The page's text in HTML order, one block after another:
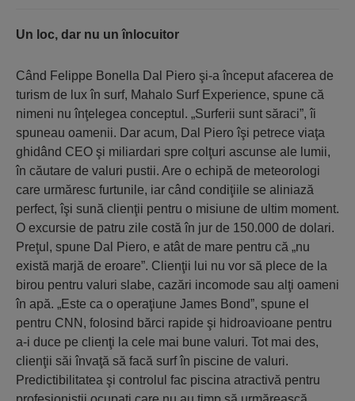
Un loc, dar nu un înlocuitor
Când Felippe Bonella Dal Piero şi-a început afacerea de
turism de lux în surf, Mahalo Surf Experience, spune că
nimeni nu înţelegea conceptul. „Surferii sunt săraci”, îi
spuneau oamenii. Dar acum, Dal Piero îşi petrece viaţa
ghidând CEO şi miliardari spre colţuri ascunse ale lumii,
în căutare de valuri pustii. Are o echipă de meteorologi
care urmăresc furtunile, iar când condiţiile se aliniază
perfect, îşi sună clienţii pentru o misiune de ultim moment.
O excursie de patru zile costă în jur de 150.000 de dolari.
Preţul, spune Dal Piero, e atât de mare pentru că „nu
există marjă de eroare”. Clienţii lui nu vor să plece de la
birou pentru valuri slabe, cazări incomode sau alţi oameni
în apă. „Este ca o operaţiune James Bond”, spune el
pentru CNN, folosind bărci rapide şi hidroavioane pentru
a-i duce pe clienţi la cele mai bune valuri. Tot mai des,
clienţii săi învaţă să facă surf în piscine de valuri.
Predictibilitatea şi controlul fac piscina atractivă pentru